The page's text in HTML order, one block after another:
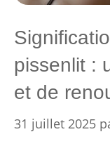
pissenlit :
et de
31 juillet 2025